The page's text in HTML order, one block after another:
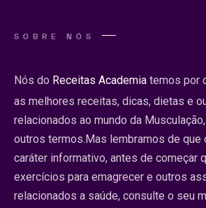
SOBRE NÓS
Nós do Receitas Academia temos por
as melhores receitas, dicas, dietas e
relacionados ao mundo da
outros termos.Mas lembramos de que
caráter informativo, antes de começar
exercícios para emagrecer e outros
relacionados a saúde, consulte o seu